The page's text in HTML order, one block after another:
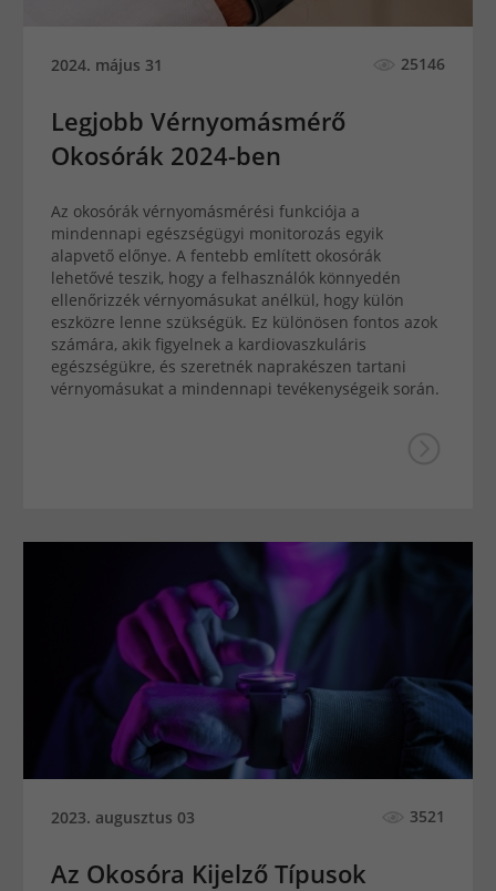
2024. május 31 25146
Legjobb Vérnyomásmérő
Okosórák 2024-ben
Az okosórák vérnyomásmérési funkciója a
mindennapi egészségügyi monitorozás egyik
alapvető előnye. A fentebb említett okosórák
lehetővé teszik, hogy a felhasználók könnyedén
ellenőrizzék vérnyomásukat anélkül, hogy külön
eszközre lenne szükségük. Ez különösen fontos azok
számára, akik figyelnek a kardiovaszkuláris
egészségükre, és szeretnék naprakészen tartani
vérnyomásukat a mindennapi tevékenységeik során.
2023. augusztus 03 3521
Az Okosóra Kijelző Típusok